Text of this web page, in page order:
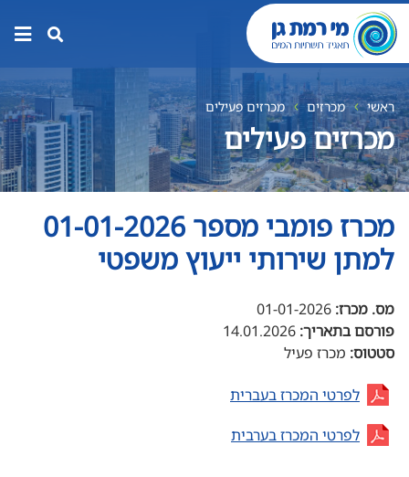
ראשי מכרזים מכרזים פעילים
מכרזים פעילים
מכרז פומבי מספר 01-01-2026
למתן שירותי ייעוץ משפטי
מס. מכרז:
פורסם בתאריך:
סטטוס: מכרז פעיל
לפרטי המכרז בעברית
לפרטי המכרז בערבית